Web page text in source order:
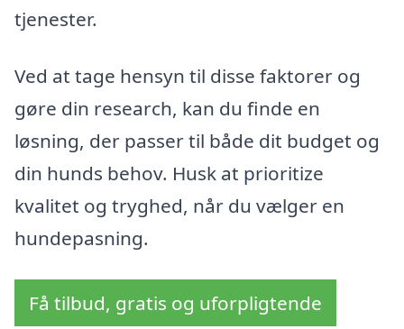
tjenester.
Ved at tage hensyn til disse faktorer og
gøre din research, kan du finde en
løsning, der passer til både dit budget og
din hunds behov. Husk at prioritize
kvalitet og tryghed, når du vælger en
hundepasning.
Få tilbud, gratis og uforpligtende